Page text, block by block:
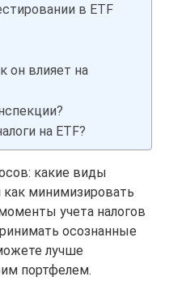
в ETF
он влияет на
на ETF?
какие виды
как минимизировать
учета налогов
осознанные
лучше
портфелем.